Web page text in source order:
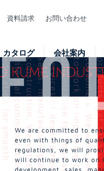
資料請求 お問い合わせ
カタログ 会社案内